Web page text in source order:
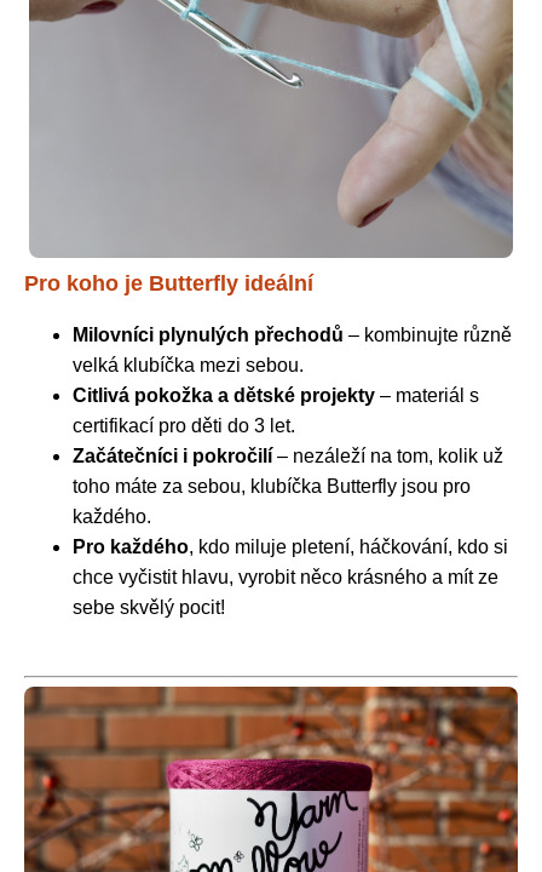
Pro koho je Butterfly ideální
Milovníci plynulých přechodů – kombinujte různě
velká klubíčka mezi sebou.
Citlivá pokožka a dětské projekty – materiál s
certifikací pro děti do 3 let.
Začátečníci i pokročilí – nezáleží na tom, kolik už
toho máte za sebou, klubíčka Butterfly jsou pro
každého.
Pro každého, kdo miluje pletení, háčkování, kdo si
chce vyčistit hlavu, vyrobit něco krásného a mít ze
sebe skvělý pocit!